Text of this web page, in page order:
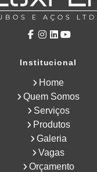
Institucional
Home
Quem Somos
Serviços
Produtos
Galeria
Vagas
Orçamento